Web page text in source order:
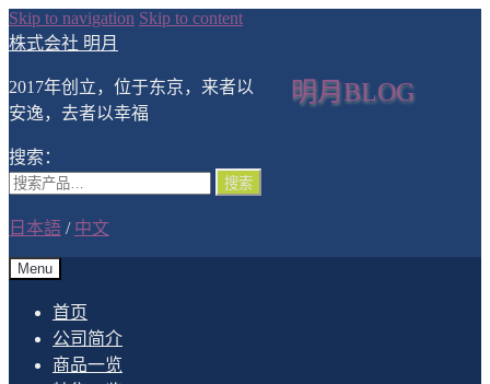
Skip to navigation Skip to content
株式会社 明月
明月BLOG
2017年创立，位于东京，来者以
安逸，去者以幸福
搜索：
搜索
日本語 / 中文
Menu
首页
公司简介
商品一览